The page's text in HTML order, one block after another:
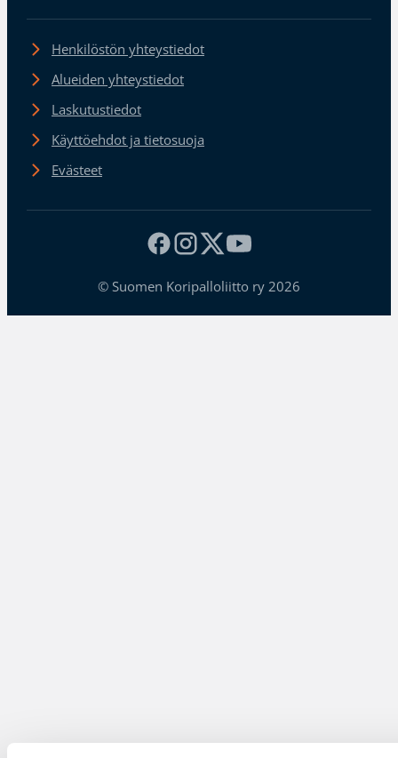
Henkilöstön yhteystiedot
Alueiden yhteystiedot
Laskutustiedot
Käyttöehdot ja tietosuoja
Evästeet
© Suomen Koripalloliitto ry 2026